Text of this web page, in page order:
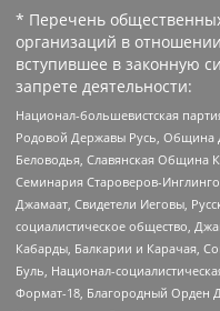
* Перечень
организаций в
вступившее в законную
запрете деятельности:
Национал-большевистская
Родовой Державы Русь, Община
Беловодья, Славянская Община
Семинария Староверов-
Джамаат, Свидетели Иеговы,
социалистическое общество,
Кабарды, Балкарии и Карачая,
Буль, Национал-
Формат-18, Благородный Орден